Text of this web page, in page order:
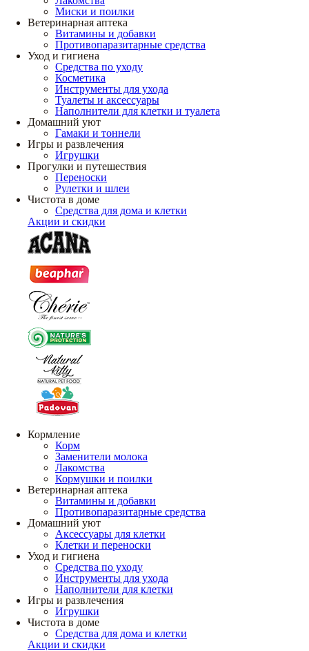
Миски и поилки
Ветеринарная аптека
Витамины и добавки
Противопаразитарные средства
Уход и гигиена
Средства по уходу
Косметика
Инструменты для ухода
Туалеты и аксессуары
Наполнители для клетки и туалета
Домашний уют
Гамаки и тоннели
Игры и развлечения
Игрушки
Прогулки и путешествия
Переноски
Рулетки и шлеи
Чистота в доме
Средства для дома и клетки
Акции и скидки
Кормление
Корм
Заменители молока
Лакомства
Кормушки и поилки
Ветеринарная аптека
Витамины и добавки
Противопаразитарные средства
Домашний уют
Аксессуары для клетки
Клетки и переноски
Уход и гигиена
Средства по уходу
Инструменты для ухода
Наполнители для клетки
Игры и развлечения
Игрушки
Чистота в доме
Средства для дома и клетки
Акции и скидки